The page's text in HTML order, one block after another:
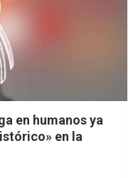
en humanos ya
en la